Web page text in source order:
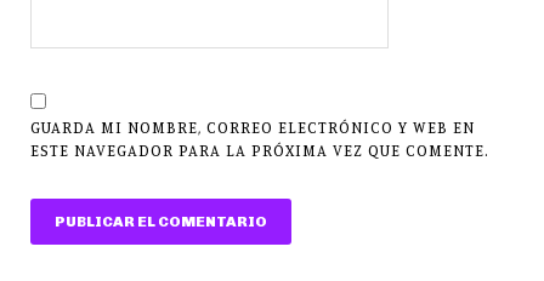
GUARDA MI NOMBRE, CORREO ELECTRÓNICO Y WEB EN
ESTE NAVEGADOR PARA LA PRÓXIMA VEZ QUE COMENTE.